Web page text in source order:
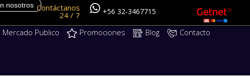
nosotros Contáctanos
24 / 7 +56 32-3467715
Mercado Publico Promociones Blog Contacto